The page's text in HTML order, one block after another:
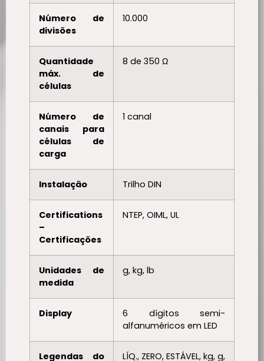
Número de
divisões
10.000
Quantidade
máx. de
células
8 de 350 Ω
Número de
canais para
células de
carga
1 canal
Instalação Trilho DIN
Certifications
–
Certificações
NTEP, OIML, UL
Unidades de
medida
g, kg, lb
Display
6 dígitos semi-
alfanuméricos em LED
Legendas do
LÍQ., ZERO, ESTÁVEL, kg, g,